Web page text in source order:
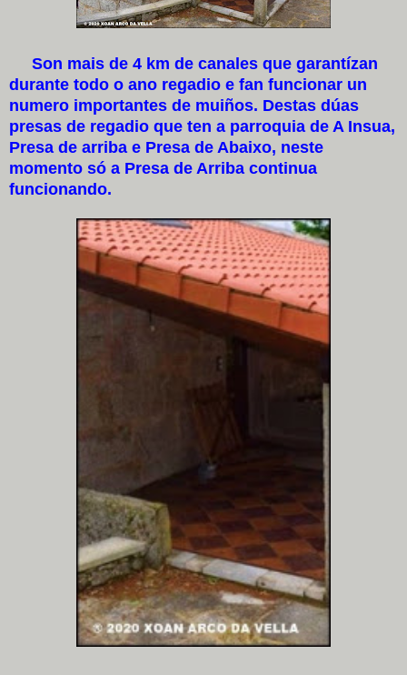
Son mais de 4 km de canales que garantízan
durante todo o ano regadio e fan funcionar un
numero importantes de muiños. Destas dúas
presas de regadio que ten a parroquia de A Insua,
Presa de arriba e Presa de Abaixo, neste
momento só a Presa de Arriba continua
funcionando.